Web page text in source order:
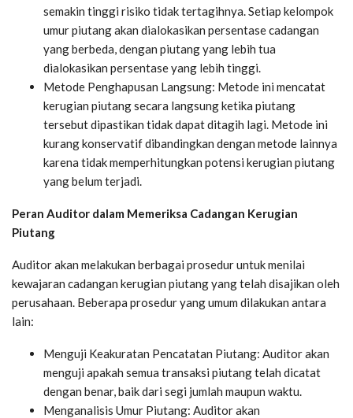
semakin tinggi risiko tidak tertagihnya. Setiap kelompok
umur piutang akan dialokasikan persentase cadangan
yang berbeda, dengan piutang yang lebih tua
dialokasikan persentase yang lebih tinggi.
Metode Penghapusan Langsung: Metode ini mencatat
kerugian piutang secara langsung ketika piutang
tersebut dipastikan tidak dapat ditagih lagi. Metode ini
kurang konservatif dibandingkan dengan metode lainnya
karena tidak memperhitungkan potensi kerugian piutang
yang belum terjadi.
Peran Auditor dalam Memeriksa Cadangan Kerugian
Piutang
Auditor akan melakukan berbagai prosedur untuk menilai
kewajaran cadangan kerugian piutang yang telah disajikan oleh
perusahaan. Beberapa prosedur yang umum dilakukan antara
lain:
Menguji Keakuratan Pencatatan Piutang: Auditor akan
menguji apakah semua transaksi piutang telah dicatat
dengan benar, baik dari segi jumlah maupun waktu.
Menganalisis Umur Piutang: Auditor akan